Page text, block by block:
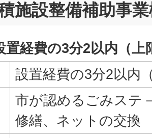
施設整備補助事
置経費の3分2以内（上
設置経費の3分2以内
市が認めるごみステ
修繕、ネットの交換